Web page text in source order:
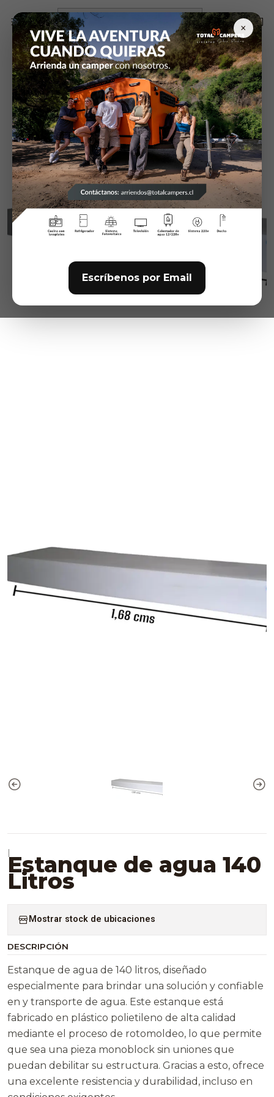
×
Escríbenos por Email
Inicio Campers y equipamiento
Estanques agua
Estanque de agua 140 Litros
|Estanque de agua 140
Litros
Mostrar stock de ubicaciones
DESCRIPCIÓN
Estanque de agua de 140 litros, diseñado
especialmente para brindar una solución y confiable
en y transporte de agua. Este estanque está
fabricado en plástico polietileno de alta calidad
mediante el proceso de rotomoldeo, lo que permite
que sea una pieza monoblock sin uniones que
puedan debilitar su estructura. Gracias a esto, ofrece
una excelente resistencia y durabilidad, incluso en